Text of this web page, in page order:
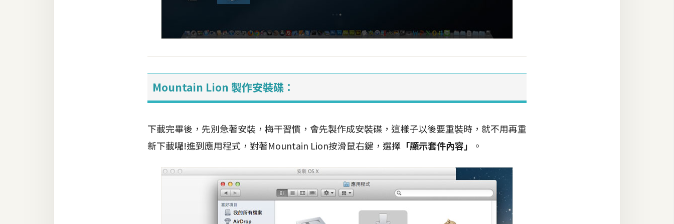
Mountain Lion 製作安裝碟：
下載完畢後，先別急著安裝，梅干習慣，會先製作成安裝碟，這樣子以後要重裝時，就不用再重
新下載囉!進到應用程式，對著Mountain Lion按滑鼠右鍵，選擇 「顯示套件內容」 。